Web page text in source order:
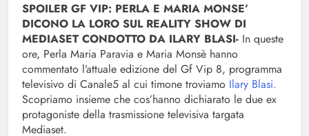
SPOILER GF VIP: PERLA E MARIA MONSE’
DICONO LA LORO SUL REALITY SHOW DI
MEDIASET CONDOTTO DA ILARY BLASI- In queste
ore, Perla Maria Paravia e Maria Monsè hanno
commentato l’attuale edizione del Gf Vip 8, programma
televisivo di Canale5 al cui timone troviamo Ilary Blasi.
Scopriamo insieme che cos’hanno dichiarato le due ex
protagoniste della trasmissione televisiva targata
Mediaset.